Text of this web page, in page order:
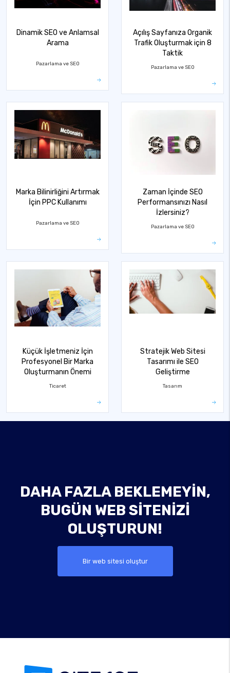
Dinamik SEO ve Anlamsal
Arama
Pazarlama ve SEO
Açılış Sayfanıza Organik
Trafik Oluşturmak için 8
Taktik
Pazarlama ve SEO
Marka Bilinirliğini Artırmak
İçin PPC Kullanımı
Pazarlama ve SEO
Zaman İçinde SEO
Performansınızı Nasıl
İzlersiniz?
Pazarlama ve SEO
Küçük İşletmeniz İçin
Profesyonel Bir Marka
Oluşturmanın Önemi
Ticaret
Stratejik Web Sitesi
Tasarımı ile SEO
Geliştirme
Tasarım
DAHA FAZLA BEKLEMEYIN,
BUGÜN WEB SITENIZI
OLUŞTURUN!
Bir web sitesi oluştur